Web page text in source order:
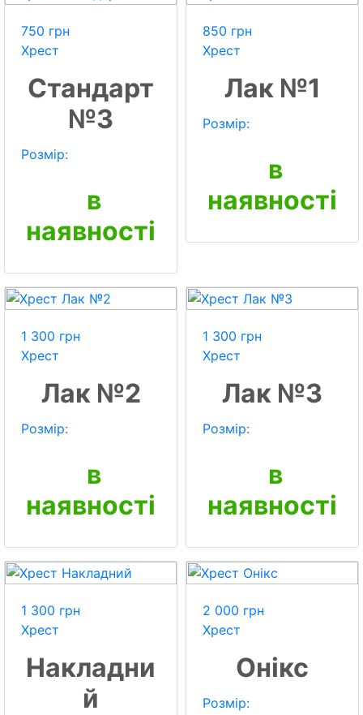
750 грн
Хрест
Стандарт
№3
Розмір:
в
наявності
850 грн
Хрест
Лак №1
Розмір:
в
наявності
1 300 грн
Хрест
Лак №2
Розмір:
в
наявності
1 300 грн
Хрест
Лак №3
Розмір:
в
наявності
1 300 грн
Хрест
Накладни
й
2 000 грн
Хрест
Онікс
Розмір: